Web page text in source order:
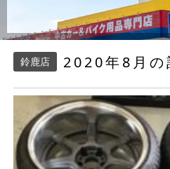
鈴鹿店 2020年8月の